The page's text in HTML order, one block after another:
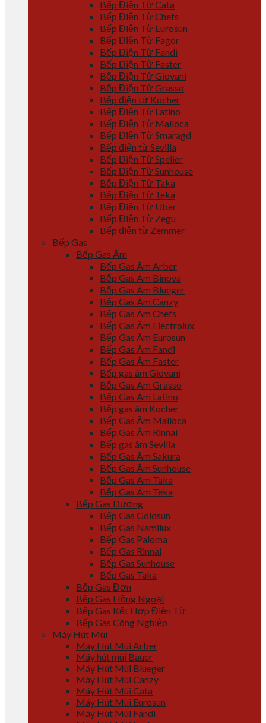
Bếp Điện Từ Cata
Bếp Điện Từ Chefs
Bếp Điện Từ Eurosun
Bếp Điện Từ Fagor
Bếp Điện Từ Fandi
Bếp Điện Từ Faster
Bếp Điện Từ Giovani
Bếp Điện Từ Grasso
Bếp điện từ Kocher
Bếp Điện Từ Latino
Bếp Điện Từ Malloca
Bếp Điện Từ Smaragd
Bếp điện từ Sevilla
Bếp Điện Từ Spelier
Bếp Điện Từ Sunhouse
Bếp Điện Từ Taka
Bếp Điện Từ Teka
Bếp Điện Từ Uber
Bếp Điện Từ Zegu
Bếp điện từ Zemmer
Bếp Gas
Bếp Gas Âm
Bếp Gas Âm Arber
Bếp Gas Âm Binova
Bếp Gas Âm Blueger
Bếp Gas Âm Canzy
Bếp Gas Âm Chefs
Bếp Gas Âm Electrolux
Bếp Gas Âm Eurosun
Bếp Gas Âm Fandi
Bếp Gas Âm Faster
Bếp gas âm Giovani
Bếp Gas Âm Grasso
Bếp Gas Âm Latino
Bếp gas âm Kocher
Bếp Gas Âm Malloca
Bếp Gas Âm Rinnai
Bếp gas âm Sevilla
Bếp Gas Âm Sakura
Bếp Gas Âm Sunhouse
Bếp Gas Âm Taka
Bếp Gas Âm Teka
Bếp Gas Dương
Bếp Gas Goldsun
Bếp Gas Namilux
Bếp Gas Paloma
Bếp Gas Rinnai
Bếp Gas Sunhouse
Bếp Gas Taka
Bếp Gas Đơn
Bếp Gas Hồng Ngoại
Bếp Gas Kết Hợp Điện Từ
Bếp Gas Công Nghiệp
Máy Hút Mùi
Máy Hút Mùi Arber
Máy hút mùi Bauer
Máy Hút Mùi Blueger
Máy Hút Mùi Canzy
Máy Hút Mùi Cata
Máy Hút Mùi Eurosun
Máy Hút Mùi Fandi